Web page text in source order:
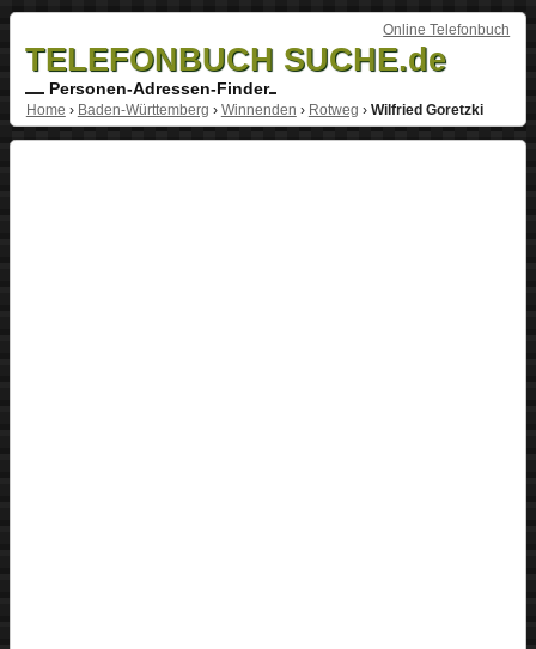
Online Telefonbuch
TELEFONBUCH SUCHE.de
Personen-Adressen-Finder
Home › Baden-Württemberg › Winnenden › Rotweg › Wilfried Goretzki